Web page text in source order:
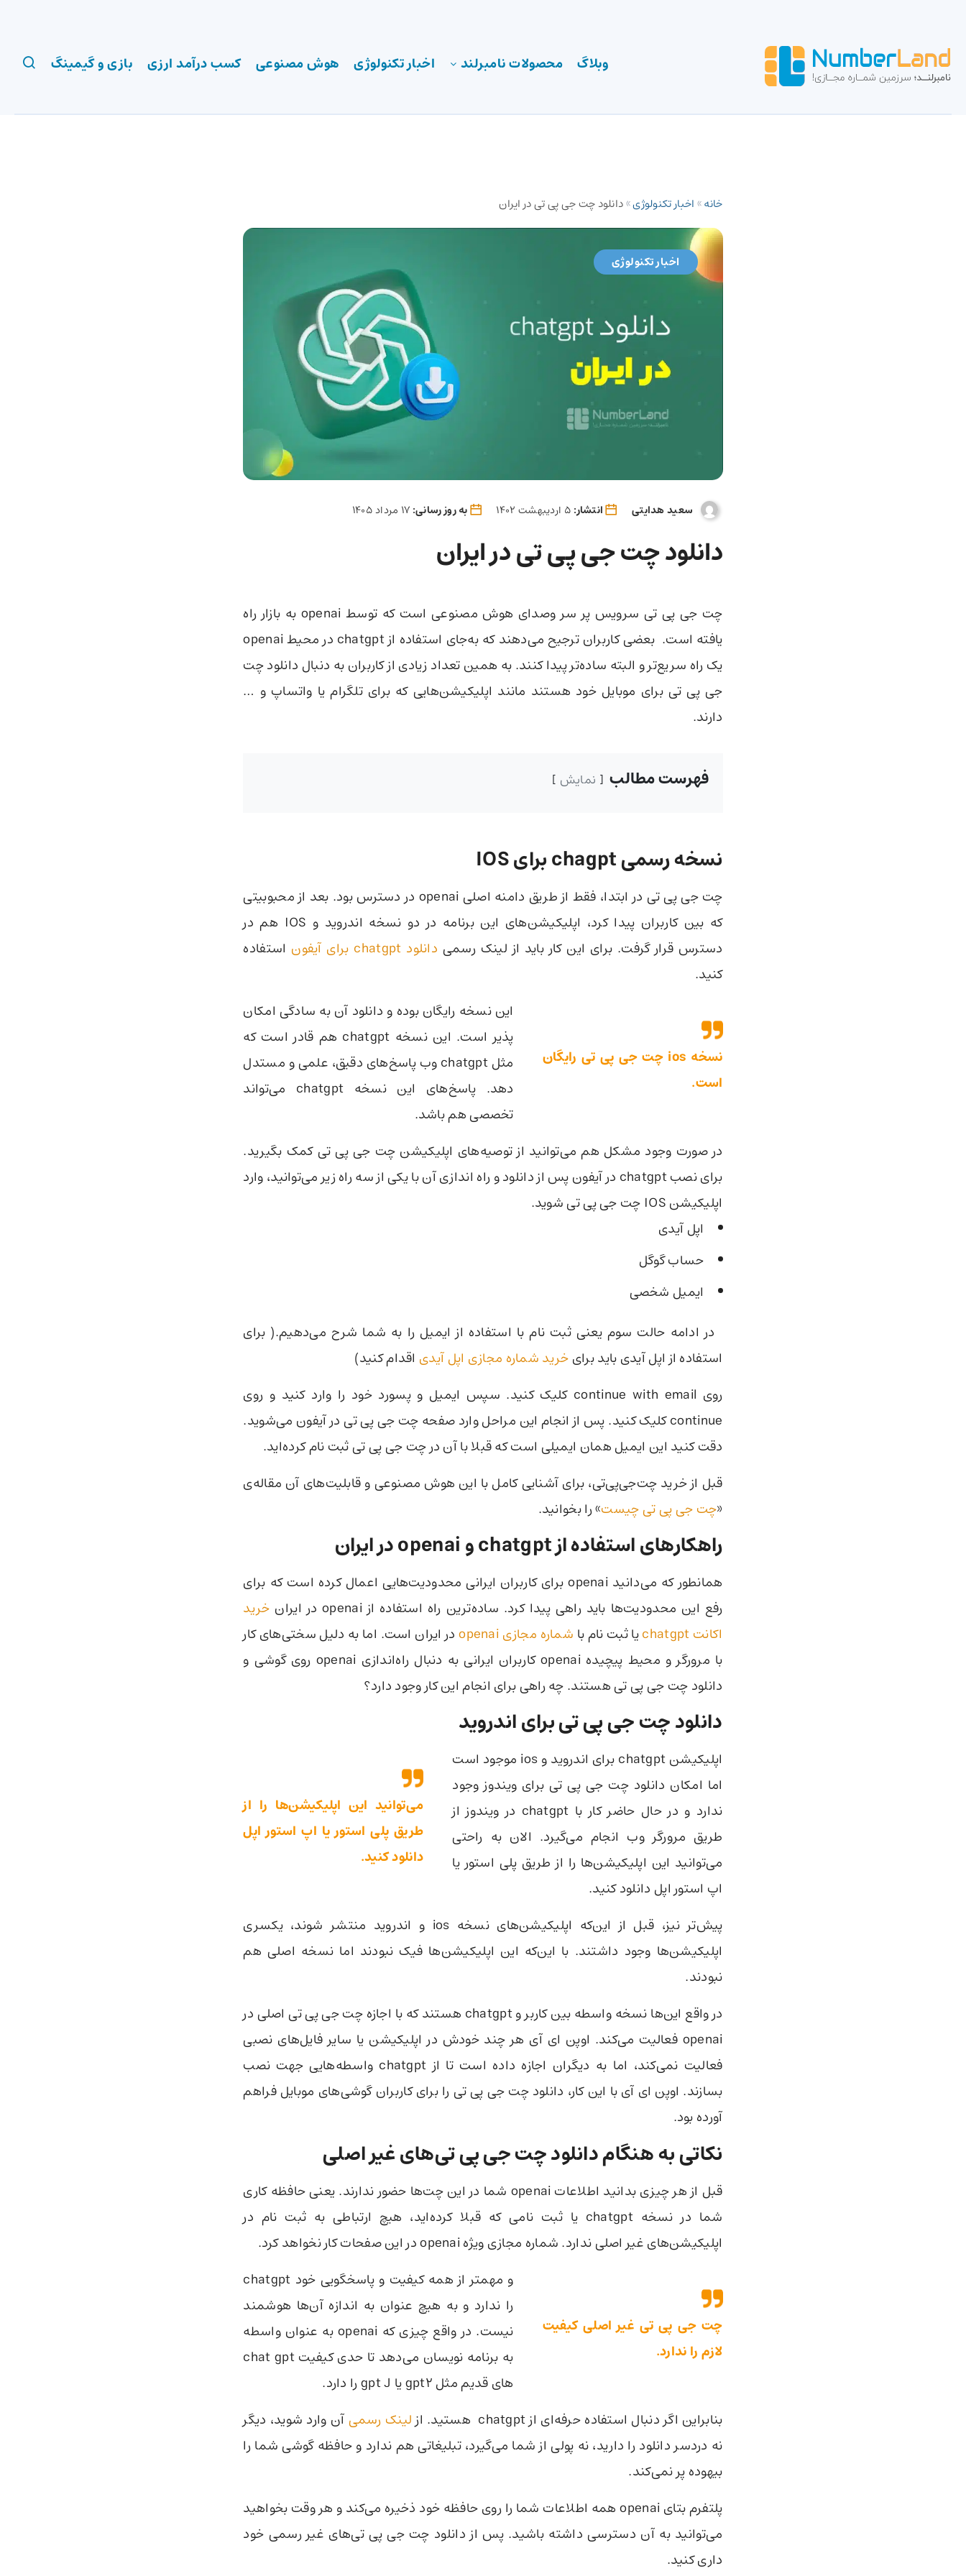
وبلاگ محصولات نامبرلند اخبار تکنولوژی هوش مصنوعی کسب درآمد ارزی بازی و گیمینگ
خانه»اخبار تکنولوژی»دانلود چت جی پی تی در ایران
اخبار تکنولوژی
سعید هدایتی انتشار: به روز رسانی:
دانلود چت جی پی تی در ایران
چت جی پی تی سرویس پر سر وصدای هوش مصنوعی است که توسط openai به بازار راه
یافته است. بعضی کاربران ترجیح می‌دهند که به‌جای استفاده از chatgpt در محیط openai
یک راه سریع‌تر و البته ساده‌تر پیدا کنند. به همین تعداد زیادی از کاربران به دنبال دانلود چت
جی پی تی برای موبایل خود هستند مانند اپلیکیشن‌هایی که برای تلگرام یا واتساپ و …
دارند.
فهرست مطالب نمایش
نسخه رسمی chagpt برای IOS
چت جی پی تی در ابتدا، فقط از طریق دامنه اصلی openai در دسترس بود. بعد از محبوبیتی
که بین کاربران پیدا کرد، اپلیکیشن‌های این برنامه در دو نسخه اندروید و IOS هم در
دسترس قرار گرفت. برای این کار باید از لینک رسمی دانلود chatgpt برای آیفون
استفاده
کنید.
این نسخه رایگان بوده و دانلود آن به سادگی امکان
پذیر است. این نسخه chatgpt هم قادر است که
مثل chatgpt وب پاسخ‌های دقیق، علمی و مستدل
دهد. پاسخ‌های این نسخه chatgpt می‌تواند
تخصصی هم باشد.
نسخه ios چت جی پی تی رایگان
است.
در صورت وجود مشکل هم می‌توانید از توصیه‌های اپلیکیشن چت جی پی تی کمک بگیرید.
برای نصب chatgpt در آیفون پس از دانلود و راه اندازی آن با یکی از سه راه زیر می‌توانید، وارد
اپلیکیشن IOS چت جی پی تی شوید.
اپل آیدی
حساب گوگل
ایمیل شخصی
در ادامه حالت سوم یعنی ثبت نام با استفاده از ایمیل را به شما شرح می‌دهیم.( برای
استفاده از اپل آیدی باید برایخرید شماره مجازی اپل آیدی اقدام کنید)
روی continue with email کلیک کنید. سپس ایمیل و پسورد خود را وارد کنید و روی
continue کلیک کنید. پس از انجام این مراحل وارد صفحه چت جی پی تی در آیفون می‌‎شوید.
دقت کنید این ایمیل همان ایمیلی است که قبلا با آن در چت جی پی تی ثبت نام کرده‌اید.
قبل از خرید چت‌جی‌پی‌تی، برای آشنایی کامل با این هوش مصنوعی و قابلیت‌های آن مقاله‌ی
«چت جی پی تی چیست» را بخوانید.
راهکارهای استفاده از chatgpt و openai در ایران
همانطور که می‌دانید openai برای کاربران ایرانی محدودیت‌هایی اعمال کرده است که برای
رفع این محدودیت‌ها باید راهی پیدا کرد. ساده‌ترین راه استفاده از openai در ایران
خرید
اکانت chatgpt
یا ثبت نام با شماره مجازی openai
در ایران است. اما به دلیل سختی‌های کار
با مرورگر و محیط پیچیده openai کاربران ایرانی به دنبال راه‌اندازی openai روی گوشی و
دانلود چت جی پی تی هستند. چه راهی برای انجام این کار وجود دارد؟
دانلود چت جی پی تی برای اندروید
اپلیکیشن chatgpt برای اندروید و ios موجود است
اما امکان دانلود چت جی پی تی برای ویندوز وجود
ندارد و در حال حاضر کار با chatgpt در ویندوز از
طریق مرورگر وب انجام می‌گیرد. الان به راحتی
می‌توانید این اپلیکیشن‌ها را از طریق پلی استور یا
اپ استور اپل دانلود کنید.
می‌توانید این اپلیکیشن‌ها را از
طریق پلی استور یا اپ استور اپل
دانلود کنید.
پیش‌تر نیز، قبل از این‌که اپلیکیشن‌های نسخه ios و اندروید منتشر شوند، یکسری
اپلیکیشن‌ها وجود داشتند. با این‌که این اپلیکیشن‌ها فیک نبودند اما نسخه اصلی هم
نبودند.
در واقع این‌ها نسخه واسطه بین کاربر و chatgpt هستند که با اجازه چت جی پی تی اصلی در
openai فعالیت می‌کند. اوپن ای آی هر چند خودش در اپلیکیشن یا سایر فایل‌های نصبی
فعالیت نمی‌کند، اما به دیگران اجازه داده است تا از chatgpt واسطه‌هایی جهت نصب
بسازند. اوپن ای آی با این کار، دانلود چت جی پی تی را برای کاربران گوشی‌های موبایل فراهم
آورده بود.
نکاتی به هنگام دانلود چت جی پی تی‌های غیر اصلی
قبل از هر چیزی بدانید اطلاعات openai شما در این چت‌ها حضور ندارند. یعنی حافظه کاری
شما در نسخه chatgpt یا ثبت نامی که قبلا کرده‌اید، هیچ ارتباطی به ثبت نام در
اپلیکیشن‌های غیر اصلی ندارد. شماره مجازی ویژه openai در این صفحات کار نخواهد کرد.
و مهمتر از همه کیفیت و پاسخگویی خود chatgpt
را ندارد و به هیچ عنوان به اندازه ‌آن‌ها هوشمند
نیست. در واقع چیزی که openai به عنوان واسطه
به برنامه نویسان می‌دهد تا حدی کیفیت chat gpt
های قدیم مثل gpt2 یا gpt J را دارد.
چت جی پی تی غیر اصلی کیفیت
لازم را ندارد.
بنابراین اگر دنبال استفاده حرفه‌ای از chatgpt هستید. از لینک رسمی آن وارد شوید، دیگر
نه دردسر دانلود را دارید، نه پولی از شما می‌گیرد، تبلیغاتی هم ندارد و حافظه گوشی شما را
بیهوده پر نمی‌کند.
پلتفرم بتای openai همه اطلاعات شما را روی حافظه خود ذخیره می‌کند و هر وقت بخواهید
می‌توانید به آن دسترسی داشته باشید. پس از دانلود چت جی پی تی‌های غیر رسمی خود
داری کنید.